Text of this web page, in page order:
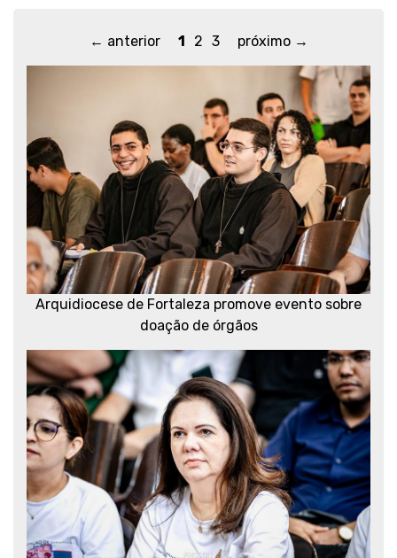
← anterior 1 2 3 próximo →
Arquidiocese de Fortaleza promove evento sobre
doação de órgãos